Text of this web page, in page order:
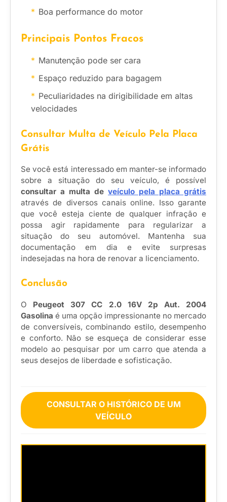
Boa performance do motor
Principais Pontos Fracos
Manutenção pode ser cara
Espaço reduzido para bagagem
Peculiaridades na dirigibilidade em altas
velocidades
Consultar Multa de Veículo Pela Placa
Grátis
Se você está interessado em manter-se informado
sobre a situação do seu veículo, é possível
consultar a multa de veículo pela placa grátis
através de diversos canais online. Isso garante
que você esteja ciente de qualquer infração e
possa agir rapidamente para regularizar a
situação do seu automóvel. Mantenha sua
documentação em dia e evite surpresas
indesejadas na hora de renovar a licenciamento.
Conclusão
O Peugeot 307 CC 2.0 16V 2p Aut. 2004
Gasolina é uma opção impressionante no mercado
de conversíveis, combinando estilo, desempenho
e conforto. Não se esqueça de considerar esse
modelo ao pesquisar por um carro que atenda a
seus desejos de liberdade e sofisticação.
CONSULTAR O HISTÓRICO DE UM
VEÍCULO